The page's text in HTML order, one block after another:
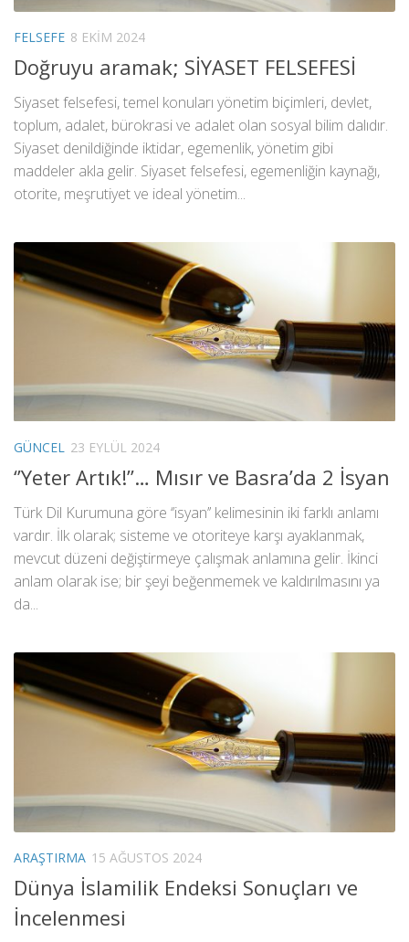
FELSEFE 8 EKIM 2024
Doğruyu aramak; SİYASET FELSEFESİ
Siyaset felsefesi, temel konuları yönetim biçimleri, devlet,
toplum, adalet, bürokrasi ve adalet olan sosyal bilim dalıdır.
Siyaset denildiğinde iktidar, egemenlik, yönetim gibi
maddeler akla gelir. Siyaset felsefesi, egemenliğin kaynağı,
otorite, meşrutiyet ve ideal yönetim...
GÜNCEL 23 EYLÜL 2024
‘’Yeter Artık!’’… Mısır ve Basra’da 2 İsyan
Türk Dil Kurumuna göre ‘’isyan’’ kelimesinin iki farklı anlamı
vardır. İlk olarak; sisteme ve otoriteye karşı ayaklanmak,
mevcut düzeni değiştirmeye çalışmak anlamına gelir. İkinci
anlam olarak ise; bir şeyi beğenmemek ve kaldırılmasını ya
da...
ARAŞTIRMA 15 AĞUSTOS 2024
Dünya İslamilik Endeksi Sonuçları ve
İncelenmesi